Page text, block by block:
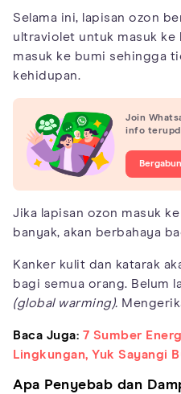
Selama ini, lapisan ozon
ultraviolet untuk masuk ke
masuk ke bumi sehingga
kehidupan.
Join
info
Jika lapisan ozon masuk
banyak, akan berbahaya
Kanker kulit dan katarak
bagi semua orang. Belum
(global warming).
Baca Juga: 7 Sumber
Lingkungan, Yuk Sayangi
Apa Penyebab dan